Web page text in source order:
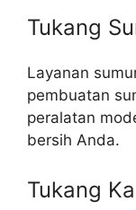
Tukang
Layanan
pembuatan
peralatan
bersih Anda.
Tukang